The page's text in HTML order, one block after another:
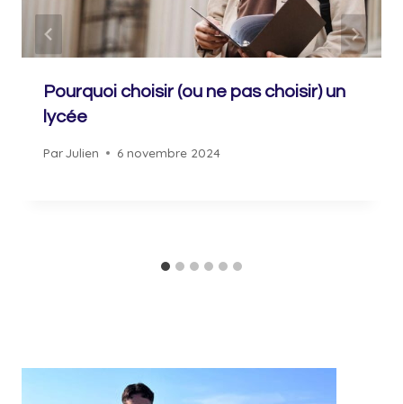
Pourquoi choisir (ou ne pas choisir) un
lycée
ParJulien 6 novembre 2024